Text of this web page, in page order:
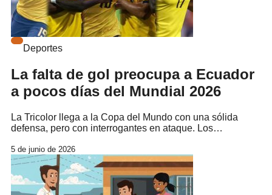
Deportes
La falta de gol preocupa a Ecuador
a pocos días del Mundial 2026
La Tricolor llega a la Copa del Mundo con una sólida
defensa, pero con interrogantes en ataque. Los…
5 de junio de 2026